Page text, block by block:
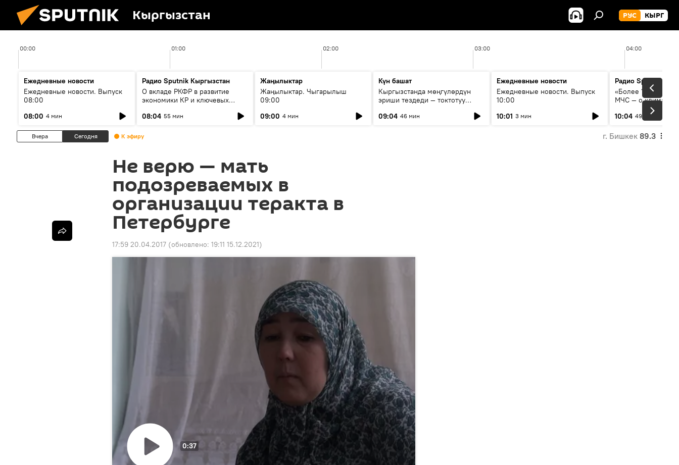
Кыргызстан РУС КЫРГ
00:00 01:00 02:00 03:00 04:00
Ежедневные новости
Ежедневные новости. Выпуск
08:00
08:00 4 мин
Радио Sputnik Кыргызстан
О вкладе РКФР в развитие
экономики КР и ключевых
08:04 55 мин
Жаңылыктар
Жаңылыктар. Чыгарылыш
09:00
09:00 4 мин
Күн башат
Кыргызстанда мөңгүлөрдүн
эриши тездеди — токтотуу
09:04 46 мин
Ежедневные новости
Ежедневные новости. Выпуск
10:00
10:01 3 мин
Радио Sputnik
«Более 1200 сёл в
МЧС — о климате,
системе
населения
10:04 49 мин
Вчера Сегодня К эфиру г. Бишкек 89.3
Не верю — мать
подозреваемых в
организации теракта в
Петербурге
17:59 20.04.2017 (обновлено: 19:11 15.12.2021)
0:37